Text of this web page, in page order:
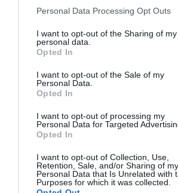
Please note that this website/app uses
not limited to your visit or usage
grant or deny consent to Google and its
use your data for below specified
consent section.
Personal Data Processing Opt Outs
I want to opt-out of the Sharing of my
personal data.
Opted In
I want to opt-out of the Sale of my
Personal Data.
Opted In
I want to opt-out of processing my
Personal Data for Targeted
Opted In
I want to opt-out of Collection, Use,
Retention, Sale, and/or Sharing of my
Personal Data that Is Unrelated with
Purposes for which it was collected.
Ψηφοφορία:4.2. Από 391 ψήφους.